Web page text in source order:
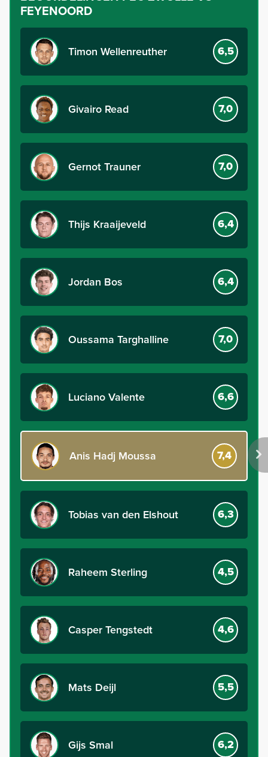
FEYENOORD
Timon Wellenreuther 6,5
Givairo Read 7,0
Gernot Trauner 7,0
Thijs Kraaijeveld 6,4
Jordan Bos 6,4
Oussama Targhalline 7,0
Luciano Valente 6,6
Anis Hadj Moussa 7,4
Tobias van den Elshout 6,3
Raheem Sterling 4,5
Casper Tengstedt 4,6
Mats Deijl 5,5
Gijs Smal 6,2